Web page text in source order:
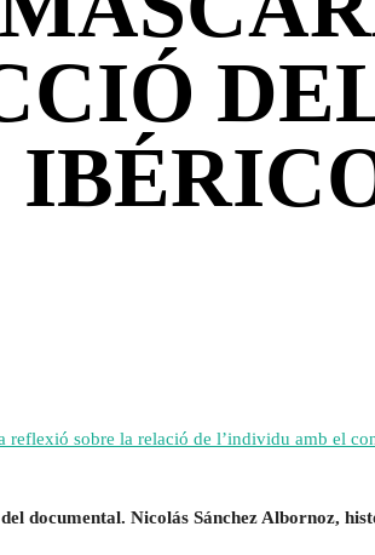
reflexió sobre la relació de l’individu amb el
documental. Nicolás Sánchez Albornoz,